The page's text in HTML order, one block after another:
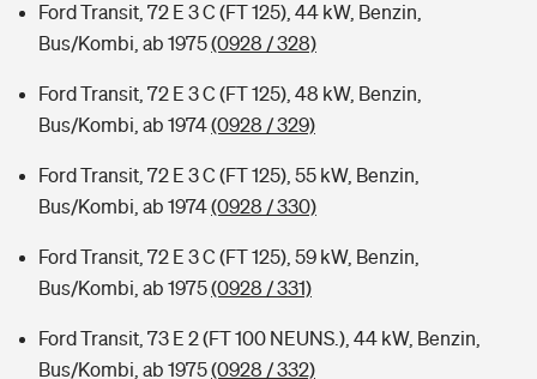
Ford Transit, 72 E 3 C (FT 125), 44 kW, Benzin,
Bus/Kombi, ab 1975(0928 / 328)
Ford Transit, 72 E 3 C (FT 125), 48 kW, Benzin,
Bus/Kombi, ab 1974(0928 / 329)
Ford Transit, 72 E 3 C (FT 125), 55 kW, Benzin,
Bus/Kombi, ab 1974(0928 / 330)
Ford Transit, 72 E 3 C (FT 125), 59 kW, Benzin,
Bus/Kombi, ab 1975(0928 / 331)
Ford Transit, 73 E 2 (FT 100 NEUNS.), 44 kW, Benzin,
Bus/Kombi, ab 1975(0928 / 332)